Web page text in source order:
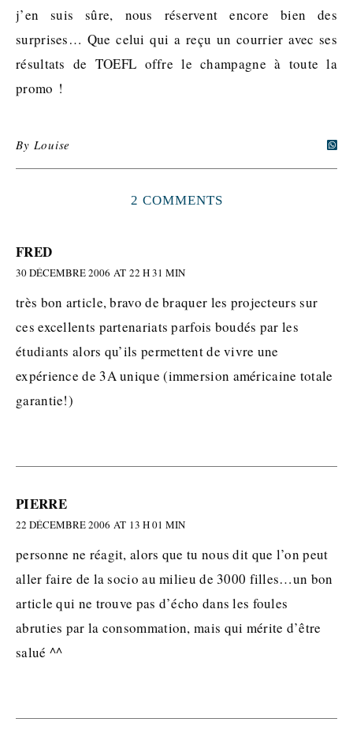
j’en suis sûre, nous réservent encore bien des
surprises… Que celui qui a reçu un courrier avec ses
résultats de TOEFL offre le champagne à toute la
promo !
ByLouise
2 COMMENTS
FRED
30 DÉCEMBRE 2006 AT 22 H 31 MIN
très bon article, bravo de braquer les projecteurs sur
ces excellents partenariats parfois boudés par les
étudiants alors qu’ils permettent de vivre une
expérience de 3A unique (immersion américaine totale
garantie!)
PIERRE
22 DÉCEMBRE 2006 AT 13 H 01 MIN
personne ne réagit, alors que tu nous dit que l’on peut
aller faire de la socio au milieu de 3000 filles…un bon
article qui ne trouve pas d’écho dans les foules
abruties par la consommation, mais qui mérite d’être
salué ^^